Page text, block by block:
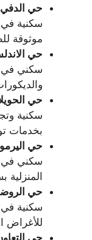
حي
سكنية في
موثوقة
حي
سكني في
حي
سكنية
بخدمات
حي
سكني في
حي
سكنية في
للأغراض